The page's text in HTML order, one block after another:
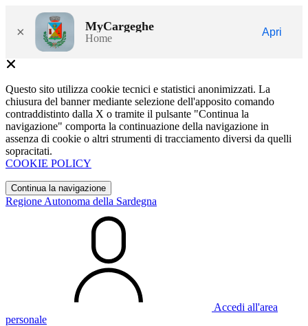
× MyCargeghe
Home
Apri
Questo sito utilizza cookie tecnici e statistici anonimizzati. La
chiusura del banner mediante selezione dell'apposito comando
contraddistinto dalla X o tramite il pulsante "Continua la
navigazione" comporta la continuazione della navigazione in
assenza di cookie o altri strumenti di tracciamento diversi da quelli
sopracitati.
COOKIE POLICY
Continua la navigazione
Regione Autonoma della Sardegna
Accedi all'area
personale